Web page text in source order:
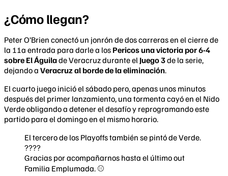
¿Cómo llegan?
Peter O’Brien conectó un jonrón de dos carreras en el cierre de
la 11a entrada para darle a los Pericos una victoria por 6-4
sobre El Águilade Veracruz durante el Juego 3de la serie,
dejando a Veracruz al borde de la eliminación.
El cuarto juego inició el sábado pero, apenas unos minutos
después del primer lanzamiento, una tormenta cayó en el Nido
Verde obligando a detener el desafío y reprogramando este
partido para el domingo en el mismo horario.
El tercero de los Playoffs también se pintó de Verde.
????
Gracias por acompañarnos hasta el último out
Familia Emplumada. ⚾